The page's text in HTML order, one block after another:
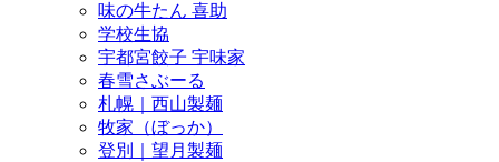
味の牛たん 喜助
学校生協
宇都宮餃子 宇味家
春雪さぶーる
札幌｜西山製麺
牧家（ぼっか）
登別｜望月製麺